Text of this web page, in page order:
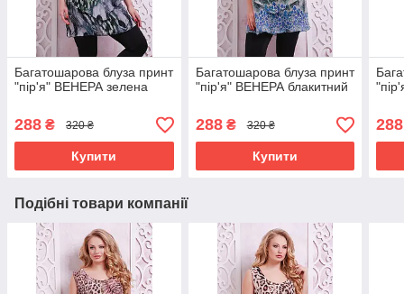
Багатошарова блуза принт
"пір'я" ВЕНЕРА зелена
288 ₴ 320 ₴
Купити
Багатошарова блуза принт
"пір'я" ВЕНЕРА блакитний
288₴ 320 ₴
Купити
288
Подібні товари компанії